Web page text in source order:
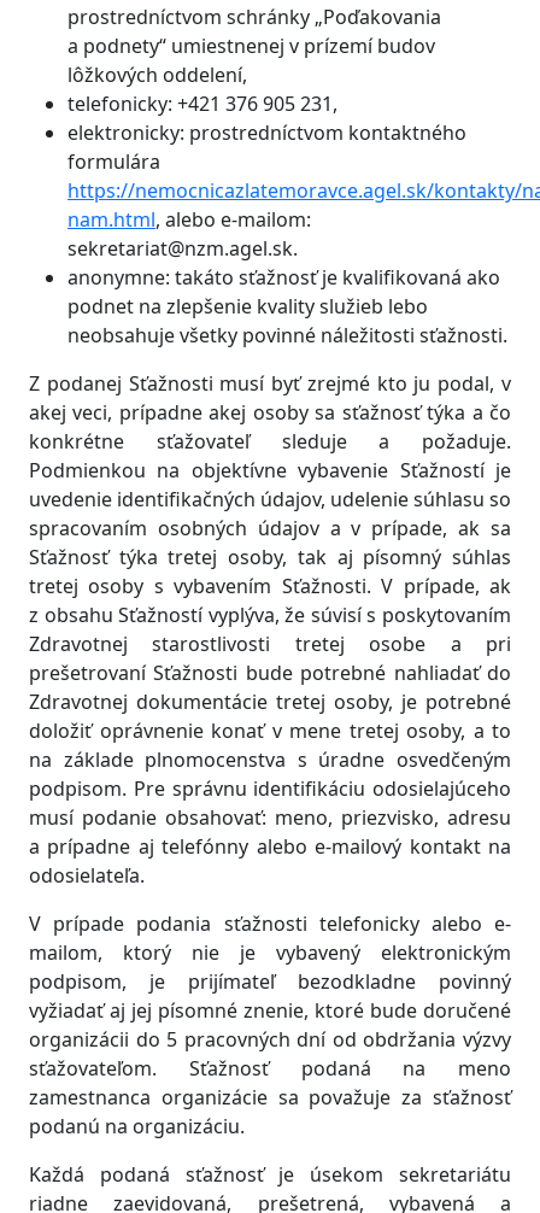
prostredníctvom schránky „Poďakovania
a podnety“ umiestnenej v prízemí budov
lôžkových oddelení,
​telefonicky: +421 376 905 231,
elektronicky: prostredníctvom kontaktného
formulára
https://nemocnicazlatemoravce.agel.sk/kontakty/
nam.html, alebo e-mailom:
sekretariat@nzm.agel.sk.
anonymne: takáto sťažnosť je kvalifikovaná ako
podnet na zlepšenie kvality služieb lebo
neobsahuje všetky povinné náležitosti sťažnosti.
Z podanej Sťažnosti musí byť zrejmé kto ju podal, v
akej veci, prípadne akej osoby sa sťažnosť týka a čo
konkrétne sťažovateľ sleduje a požaduje.
Podmienkou na objektívne vybavenie Sťažností je
uvedenie identifikačných údajov, udelenie súhlasu so
spracovaním osobných údajov a v prípade, ak sa
Sťažnosť týka tretej osoby, tak aj písomný súhlas
tretej osoby s vybavením Sťažnosti. V prípade, ak
z obsahu Sťažností vyplýva, že súvisí s poskytovaním
Zdravotnej starostlivosti tretej osobe a pri
prešetrovaní Sťažnosti bude potrebné nahliadať do
Zdravotnej dokumentácie tretej osoby, je potrebné
doložiť oprávnenie konať v mene tretej osoby, a to
na základe plnomocenstva s úradne osvedčeným
podpisom. Pre správnu identifikáciu odosielajúceho
musí podanie obsahovať: meno, priezvisko, adresu
a prípadne aj telefónny alebo e-mailový kontakt na
odosielateľa.
V prípade podania sťažnosti telefonicky alebo e-
mailom, ktorý nie je vybavený elektronickým
podpisom, je prijímateľ bezodkladne povinný
vyžiadať aj jej písomné znenie, ktoré bude doručené
organizácii do 5 pracovných dní od obdržania výzvy
sťažovateľom. Sťažnosť podaná na meno
zamestnanca organizácie sa považuje za sťažnosť
podanú na organizáciu.
Každá podaná sťažnosť je úsekom sekretariátu
riadne zaevidovaná, prešetrená, vybavená a